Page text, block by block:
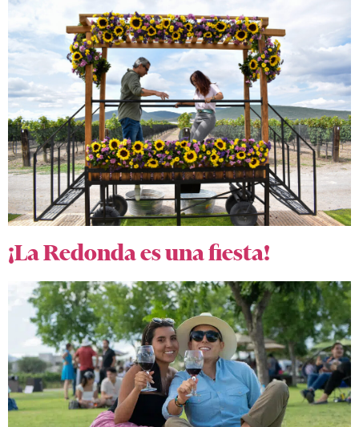
¡La Redonda es una fiesta!